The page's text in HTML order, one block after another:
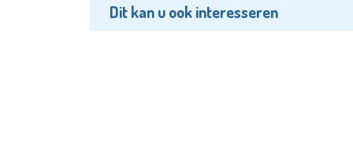
Dit kan u ook interesseren